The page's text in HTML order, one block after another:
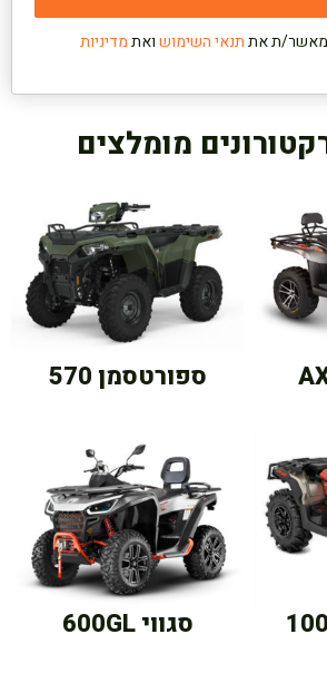
מאשר/ת אתתנאי השימושואתמדיניות
מומלצים
ספורטסמן 570
סגווי 600GL